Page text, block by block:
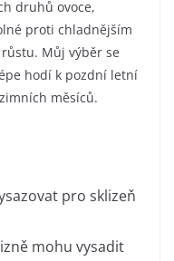
druhů ovoce,
proti chladnějším
Můj výběr se
hodí k pozdní letní
měsíců.
pro sklizeň
mohu vysadit